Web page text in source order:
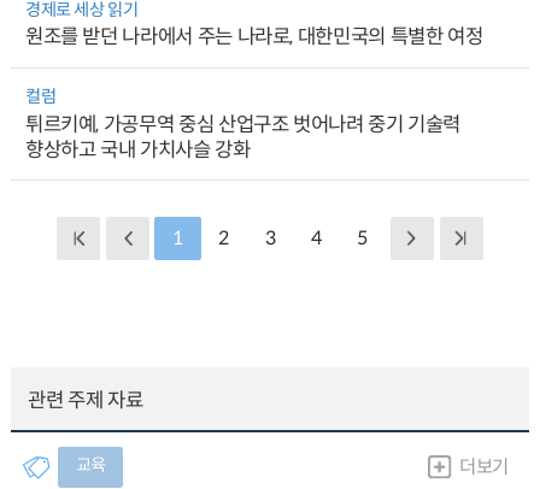
경제로 세상 읽기
원조를 받던 나라에서 주는 나라로, 대한민국의 특별한 여정
컬럼
튀르키예, 가공무역 중심 산업구조 벗어나려 중기 기술력
향상하고 국내 가치사슬 강화
1 2 3 4 5
관련 주제 자료
교육 더보기